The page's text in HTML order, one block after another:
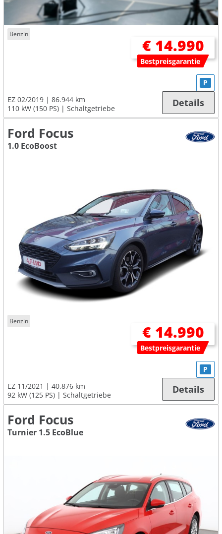
Benzin
€ 14.990
Bestpreisgarantie
EZ 02/2019
86.944 km
110 kW (150 PS)
Schaltgetriebe
P
Details
Ford Focus
1.0 EcoBoost
Benzin
€ 14.990
Bestpreisgarantie
EZ 11/2021
40.876 km
92 kW (125 PS)
Schaltgetriebe
P
Details
Ford Focus
Turnier 1.5 EcoBlue